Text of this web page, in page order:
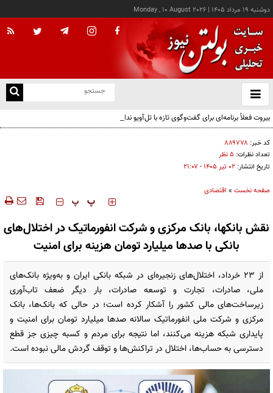
دوشنبه ۱۹ مرداد ۱۴۰۵ |
Monday , 10 August 2026
باز
و
بیروت فعلاً برنامه‌ای برای گفت‌وگوی تازه با تل‌آویو ندارد
کد خبر: ۸۸۹۷۷۸
تعداد نظرات: ۵ نظر
تاریخ انتشار: ۰۲ تير ۱۴۰۵ - ۲۱:۰۷
صفحه نخست » اقتصادی
‍‍‍ پ پ
نقش بانکها، بانک مرکزی و شرکت انفورماتیک در اختلال‌های
بانکی با صدها میلیارد تومان هزینه برای امنیت
از ۲۳ خرداد، اختلال‌های زنجیره‌ای در شبکه بانکی ایران و به‌ویژه بانک‌های
ملی، صادرات، تجارت و توسعه صادرات، بار دیگر ضعف تاب‌آوری
زیرساخت‌های مالی کشور را آشکار کرده است؛ در حالی که بانک‌ها، بانک
مرکزی و شرکت ملی انفورماتیک سالانه صدها میلیارد تومان برای امنیت و
پایداری شبکه هزینه می‌کنند، اما نتیجه برای مردم و کسبه چیزی جز قطع
دسترسی به حساب‌ها، اختلال در تراکنش‌ها و توقف گردش مالی نبوده است.